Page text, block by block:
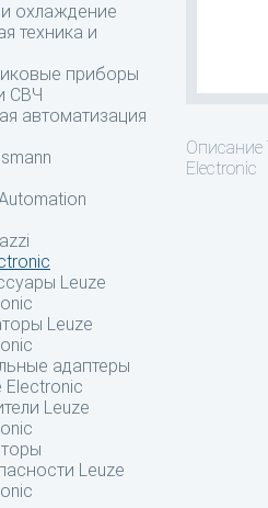
охлаждение
техника и
приборы
СВЧ
автоматизация
Leuze
Leuze
адаптеры
Electronic
Leuze
Leuze
Описание
Electronic